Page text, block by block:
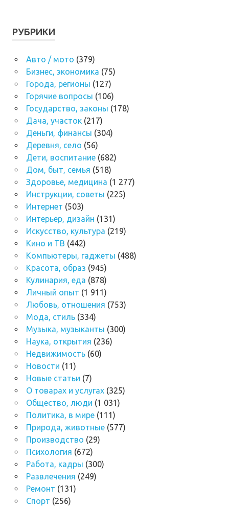
РУБРИКИ
Авто / мото (379)
Бизнес, экономика (75)
Города, регионы (127)
Горячие вопросы (106)
Государство, законы (178)
Дача, участок(217)
Деньги, финансы (304)
Деревня, село (56)
Дети, воспитание(682)
Дом, быт, семья (518)
Здоровье, медицина (1 277)
Инструкции, советы (225)
Интернет (503)
Интерьер, дизайн (131)
Искусство, культура (219)
Кино и ТВ (442)
Компьютеры, гаджеты (488)
Красота, образ (945)
Кулинария, еда (878)
Личный опыт (1 911)
Любовь, отношения (753)
Мода, стиль(334)
Музыка, музыканты (300)
Наука, открытия (236)
Недвижимость(60)
Новости (11)
Новые статьи (7)
О товарах и услугах(325)
Общество, люди (1 031)
Политика, в мире(111)
Природа, животные(577)
Производство (29)
Психология (672)
Работа, кадры (300)
Развлечения (249)
Ремонт (131)
Спорт (256)